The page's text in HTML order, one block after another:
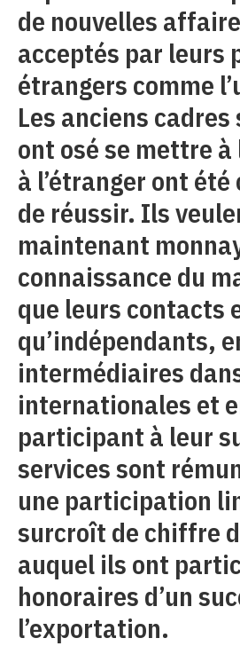
de nouvelles
acceptés par leurs
étrangers comme
Les anciens cadres
ont osé se mettre
à l’étranger ont
de réussir. Ils
maintenant
connaissance du
que leurs contacts
qu’indépendants,
intermédiaires
internationales et
participant à leur
services sont
une participation
surcroît de chiffre
auquel ils ont
honoraires d’un
l’exportation.